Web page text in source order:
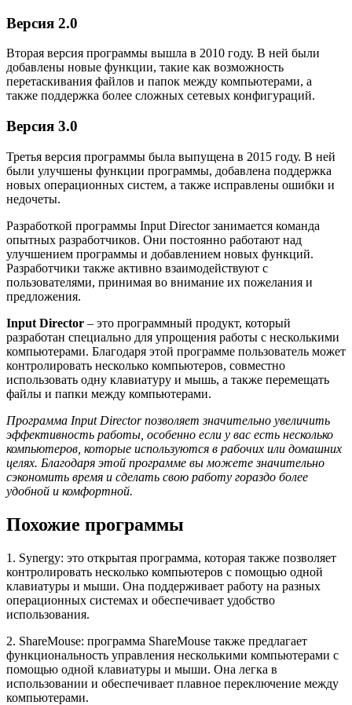
Версия 2.0
Вторая версия программы вышла в 2010 году. В ней были
добавлены новые функции, такие как возможность
перетаскивания файлов и папок между компьютерами, а
также поддержка более сложных сетевых конфигураций.
Версия 3.0
Третья версия программы была выпущена в 2015 году. В ней
были улучшены функции программы, добавлена поддержка
новых операционных систем, а также исправлены ошибки и
недочеты.
Разработкой программы Input Director занимается команда
опытных разработчиков. Они постоянно работают над
улучшением программы и добавлением новых функций.
Разработчики также активно взаимодействуют с
пользователями, принимая во внимание их пожелания и
предложения.
Input Director – это программный продукт, который
разработан специально для упрощения работы с несколькими
компьютерами. Благодаря этой программе пользователь может
контролировать несколько компьютеров, совместно
использовать одну клавиатуру и мышь, а также перемещать
файлы и папки между компьютерами.
Программа Input Director позволяет значительно увеличить
эффективность работы, особенно если у вас есть несколько
компьютеров, которые используются в рабочих или домашних
целях. Благодаря этой программе вы можете значительно
сэкономить время и сделать свою работу гораздо более
удобной и комфортной.
Похожие программы
1. Synergy: это открытая программа, которая также позволяет
контролировать несколько компьютеров с помощью одной
клавиатуры и мыши. Она поддерживает работу на разных
операционных системах и обеспечивает удобство
использования.
2. ShareMouse: программа ShareMouse также предлагает
функциональность управления несколькими компьютерами с
помощью одной клавиатуры и мыши. Она легка в
использовании и обеспечивает плавное переключение между
компьютерами.